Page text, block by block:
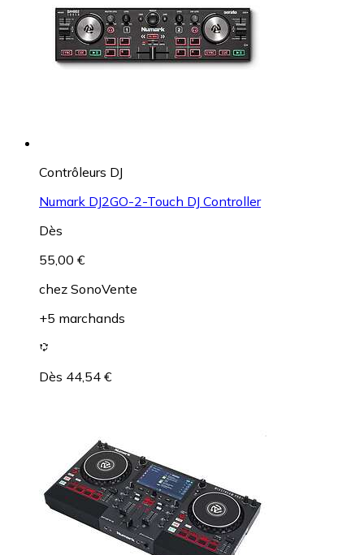
Contrôleurs DJ
Numark DJ2GO-2-Touch DJ Controller
Dès
55,00 €
chez SonoVente
+5 marchands
Dès 44,54 €